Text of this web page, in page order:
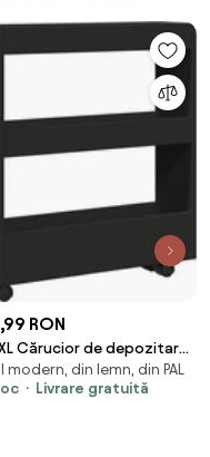
RON
Cărucior de depozitare
3 niveluri negru lemn
modern, din lemn, din PAL
Livrare gratuită